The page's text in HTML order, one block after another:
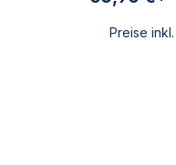
Preise